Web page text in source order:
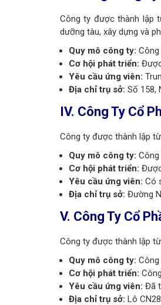
Công ty được thành lập
dưỡng tàu, xây dựng và
Quy mô công ty: Công
Cơ hội phát triển:
Yêu cầu ứng viên:
Địa chỉtrụ sở: Số 158,
IV. Công Ty Cổ
Công ty được thành lập
Quy mô công ty:
Cơ hội phát triển:
Yêu cầu ứng viên: Có
Địa chỉ trụ sở: Đường
V. Công Ty Cổ
Công ty được thành lập
Quy mô công ty:
Cơ hội phát triển:
Yêu cầu ứng viên: Đã
Địa chỉ trụ sở: Lô